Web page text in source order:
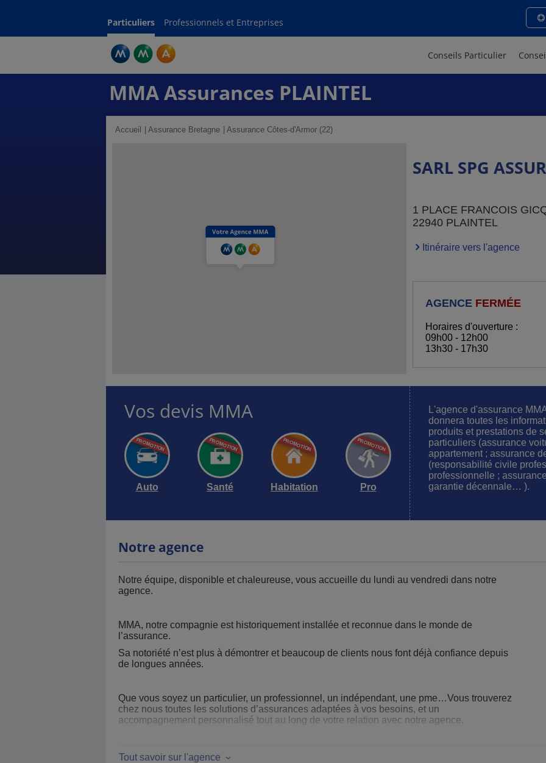
Particuliers Professionnels et Entreprises
Conseils Particulier
MMA Assurances PLAINTEL
Accueil Assurance Bretagne Assurance Côtes-d'Armor (22)
SARL SPG
1 PLACE FRANCOIS
22940 PLAINTEL
Itinéraire vers l'agence
AGENCE FERMÉE
Horaires d'ouverture :
09h00 - 12h00
13h30 - 17h30
Vos devis MMA
Auto Santé Habitation Pro
L'agence d'assurance
donnera toutes les
produits et prestations de
particuliers (assurance
appartement ; assurance
(responsabilité civile
professionnelle ;
garantie décennale… ).
Notre agence
Notre équipe, disponible et chaleureuse, vous accueille du lundi au vendredi dans notre
agence.
MMA, notre compagnie est historiquement installée et reconnue dans le monde de
l’assurance.
Sa notoriété n’est plus à démontrer et beaucoup de clients nous font déjà confiance depuis
de longues années.
Que vous soyez un particulier, un professionnel, un indépendant, une pme…Vous trouverez
chez nous toutes les solutions d’assurances adaptées à vos besoins, et un
accompagnement personnalisé tout au long de votre relation avec notre agence.
Tout savoir sur l'agence